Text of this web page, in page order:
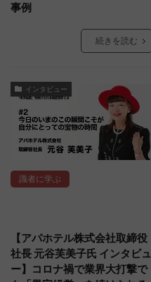
事例
続きを読む
インタビュー
識者に学ぶ
【アパホテル株式会社取締役
社長 元谷芙美子氏 インタビュ
ー】コロナ禍で業界大打撃で